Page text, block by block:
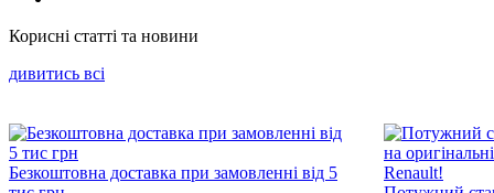
Корисні статті та новини
дивитись всi
Безкоштовна доставка при замовленні від 5